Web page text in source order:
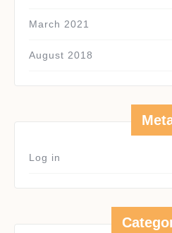
March 2021
August 2018
Log in